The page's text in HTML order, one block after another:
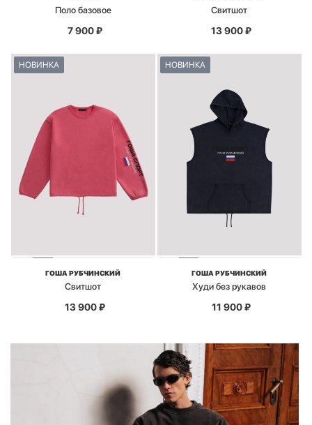
Поло базовое
7 900₽
Свитшот
13 900₽
НОВИНКА
ГОША РУБЧИНСКИЙ
Свитшот
13 900₽
НОВИНКА
ГОША РУБЧИНСКИЙ
Худи без рукавов
11 900₽